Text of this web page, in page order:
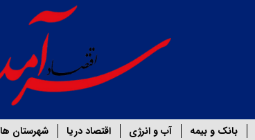
بانک و بیمه آب و انرژی اقتصاد دریا شهرستان ها